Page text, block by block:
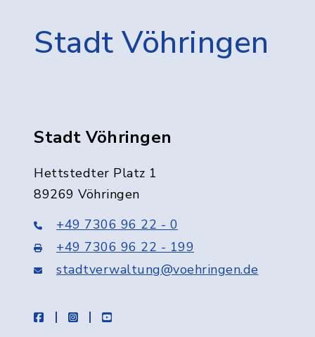
Stadt Vöhringen
Stadt Vöhringen
Hettstedter Platz 1
89269 Vöhringen
+49 7306 96 22 - 0
+49 7306 96 22 - 199
stadtverwaltung@voehringen.de
facebookinstagramyoutube